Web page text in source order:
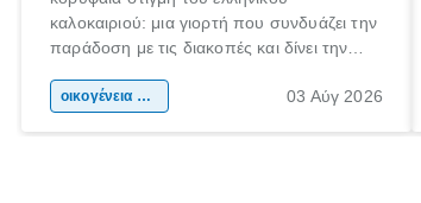
καλοκαιριού: μια γιορτή που συνδυάζει την
παράδοση με τις διακοπές και δίνει την
χώρας. Είτε πρόκειται για λίγες μέρες
οικογένεια & παιδί 03 Αύγ 2026